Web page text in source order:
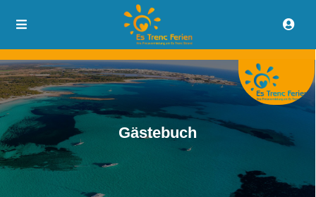
Gästebuch